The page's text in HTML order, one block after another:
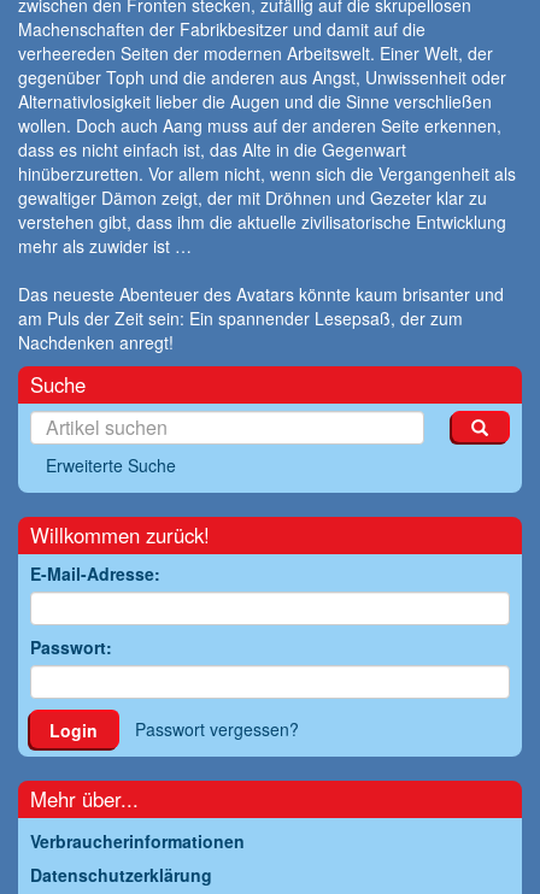
Machenschaften der Fabrikbesitzer und damit auf die
verheereden Seiten der modernen Arbeitswelt. Einer Welt, der
gegenüber Toph und die anderen aus Angst, Unwissenheit oder
Alternativlosigkeit lieber die Augen und die Sinne verschließen
wollen. Doch auch Aang muss auf der anderen Seite erkennen,
dass es nicht einfach ist, das Alte in die Gegenwart
hinüberzuretten. Vor allem nicht, wenn sich die Vergangenheit als
gewaltiger Dämon zeigt, der mit Dröhnen und Gezeter klar zu
verstehen gibt, dass ihm die aktuelle zivilisatorische Entwicklung
mehr als zuwider ist …
Das neueste Abenteuer des Avatars könnte kaum brisanter und
am Puls der Zeit sein: Ein spannender Lesepsaß, der zum
Nachdenken anregt!
Suche
Erweiterte Suche
Willkommen zurück!
E-Mail-Adresse:
Passwort:
Login Passwort vergessen?
Mehr über...
Verbraucherinformationen
Datenschutzerklärung